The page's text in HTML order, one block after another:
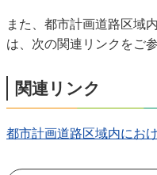
また、都市計画道路区域
は、次の関連リンクをご
関連リンク
都市計画道路区域内にお